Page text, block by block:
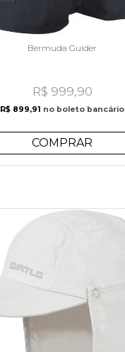
Bermuda Guider
R$ 999,90
R$ 899,91 no boleto bancário
COMPRAR